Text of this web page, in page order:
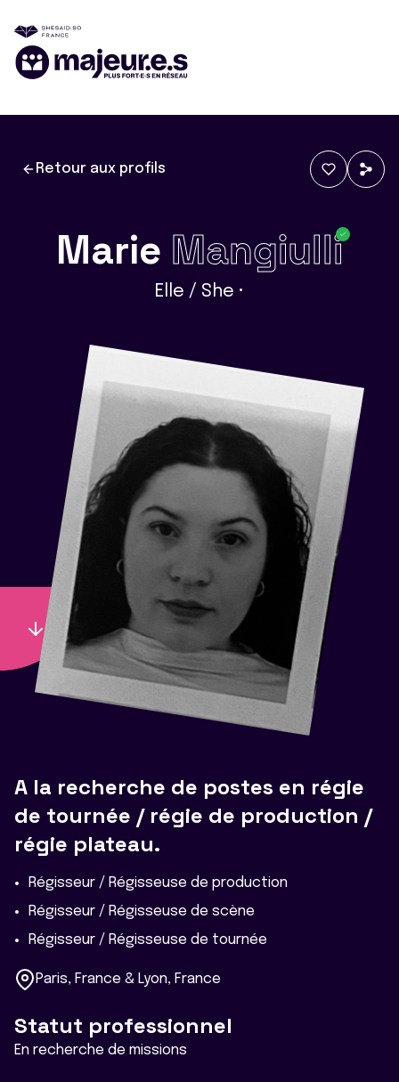
Retour aux profils
Marie Mangiulli
Elle / She •
A la recherche de postes en régie
de tournée / régie de production /
régie plateau.
Régisseur / Régisseuse de production
Régisseur / Régisseuse de scène
Régisseur / Régisseuse de tournée
Paris, France & Lyon, France
Statut professionnel
En recherche de missions